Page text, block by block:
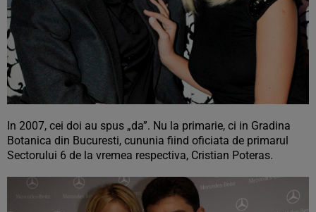
In 2007, cei doi au spus „da”. Nu la primarie, ci in Gradina
Botanica din Bucuresti, cununia fiind oficiata de primarul
Sectorului 6 de la vremea respectiva, Cristian Poteras.